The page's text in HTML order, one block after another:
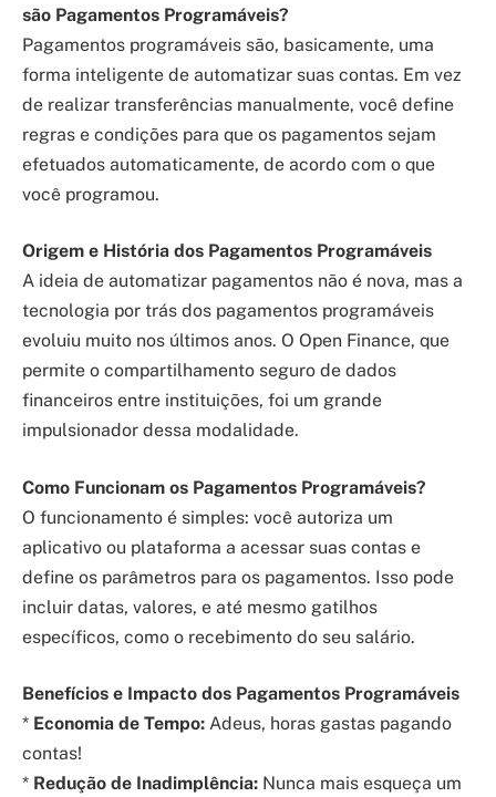
são Pagamentos Programáveis?
Pagamentos programáveis são, basicamente, uma
forma inteligente de automatizar suas contas. Em vez
de realizar transferências manualmente, você define
regras e condições para que os pagamentos sejam
efetuados automaticamente, de acordo com o que
você programou.
Origem e História dos Pagamentos Programáveis
A ideia de automatizar pagamentos não é nova, mas a
tecnologia por trás dos pagamentos programáveis
evoluiu muito nos últimos anos. O Open Finance, que
permite o compartilhamento seguro de dados
financeiros entre instituições, foi um grande
impulsionador dessa modalidade.
Como Funcionam os Pagamentos Programáveis?
O funcionamento é simples: você autoriza um
aplicativo ou plataforma a acessar suas contas e
define os parâmetros para os pagamentos. Isso pode
incluir datas, valores, e até mesmo gatilhos
específicos, como o recebimento do seu salário.
Benefícios e Impacto dos Pagamentos Programáveis
* Economia de Tempo: Adeus, horas gastas pagando
contas!
* Redução de Inadimplência: Nunca mais esqueça um